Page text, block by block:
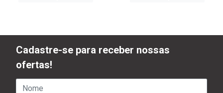
Cadastre-se para receber nossas
ofertas!